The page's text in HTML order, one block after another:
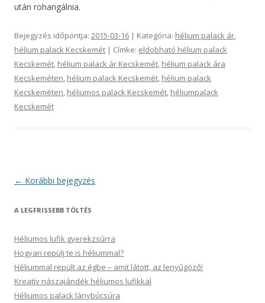
után rohangálnia.
Bejegyzés időpontja: 2015-03-16 | Kategória: hélium palack ár,
hélium palack Kecskemét | Címke: eldobható hélium palack
Kecskemét, hélium palack ár Kecskemét, hélium palack ára
Kecskeméten, hélium palack Kecskemét, hélium palack
Kecskeméten, héliumos palack Kecskemét, héliumpalack
Kecskemét
Bejegyzés navigáció
← Korábbi bejegyzés
A LEGFRISSEBB TÖLTÉS
Héliumos lufik gyerekzsúrra
Hogyan repülj te is héliummal?
Héliummal repült az égbe – amit látott, az lenyűgöző!
Kreatív nászajándék héliumos lufikkal
Héliumos palack lánybúcsúra